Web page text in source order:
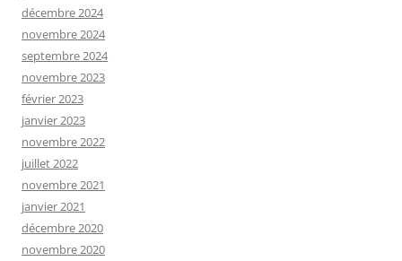
décembre 2024
novembre 2024
septembre 2024
novembre 2023
février 2023
janvier 2023
novembre 2022
juillet 2022
novembre 2021
janvier 2021
décembre 2020
novembre 2020